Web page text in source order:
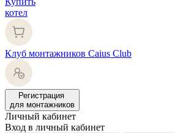
котел
Клуб монтажников Caius Club
Регистрация
для монтажников
Личный кабинет
Вход в личный кабинет